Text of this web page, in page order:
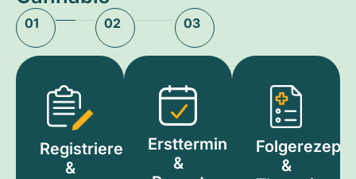
01 02 03
Registrieren
&
Ersttermin
&
Folgerezept
&